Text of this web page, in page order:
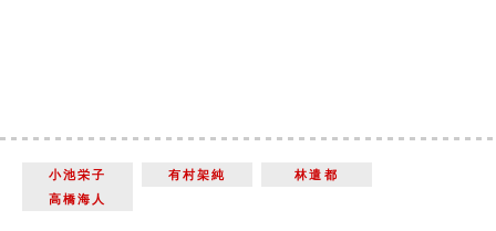
小池栄子 有村架純
林遣都
高橋海人